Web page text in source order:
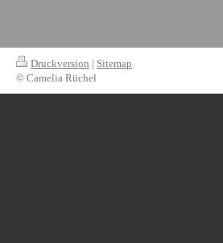
Druckversion | Sitemap
© Camelia Rüchel